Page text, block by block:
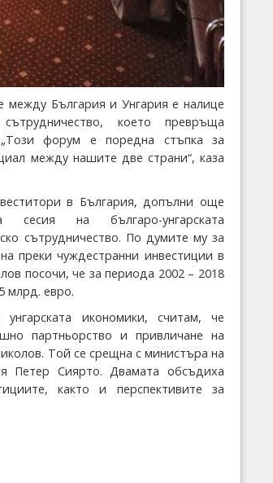
между България и Унгария е налице
което превръща
форум е поредна стъпка за
между нашите две страни“, каза
в България, допълни още
на българо-унгарската
сътрудничество. По думите му за
преки чуждестранни инвестиции в
посочи, че за периода 2002 – 2018
млрд. евро.
икономики, считам, че
партньорство и привличане на
Той се срещна с министъра на
Петер Сиярто. Двамата обсъдиха
както и перспективите за